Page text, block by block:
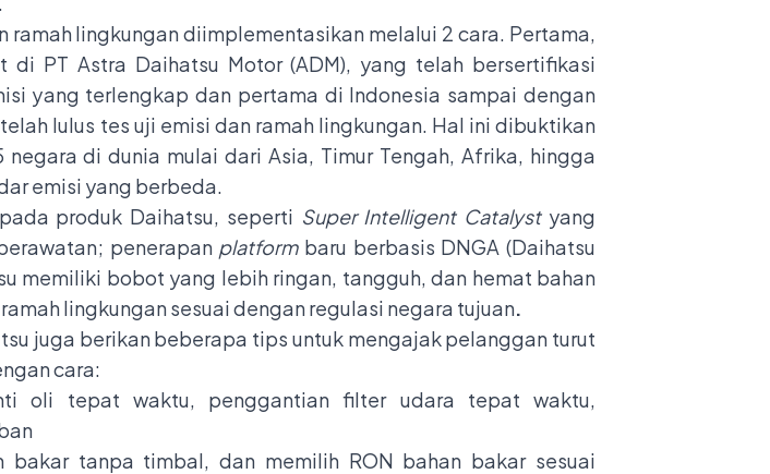
lingkungan diimplementasikan melalui 2 cara. Pertama,
PT Astra Daihatsu Motor (ADM), yang telah bersertifikasi
yang terlengkap dan pertama di Indonesia sampai dengan
lulus tes uji emisi dan ramah lingkungan. Hal ini dibuktikan
di dunia mulai dari Asia, Timur Tengah, Afrika, hingga
emisi yang berbeda.
produk Daihatsu, seperti Super Intelligent Catalystyang
penerapan platformbaru berbasis DNGA (Daihatsu
memiliki bobot yang lebih ringan, tangguh, dan hemat bahan
lingkungan sesuai dengan regulasi negara tujuan.
juga berikan beberapa tips untuk mengajak pelanggan turut
cara:
oli tepat waktu, penggantian filter udara tepat waktu,
bakar tanpa timbal, dan memilih RON bahan bakar sesuai